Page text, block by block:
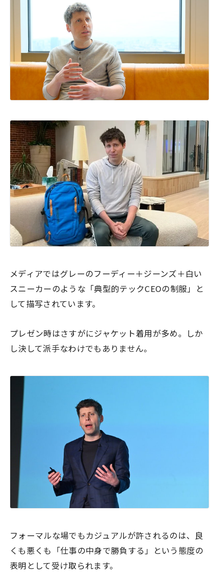
メディアではグレーのフーディー＋ジーンズ＋白い
スニーカーのような「典型的テックCEOの制服」と
して描写されています。
プレゼン時はさすがにジャケット着用が多め。しか
し決して派手なわけでもありません。
フォーマルな場でもカジュアルが許されるのは、良
くも悪くも「仕事の中身で勝負する」という態度の
表明として受け取られます。